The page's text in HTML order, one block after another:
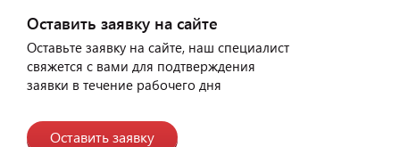
Оставить заявку на сайте
Оставьте заявку на сайте, наш специалист
свяжется с вами для подтверждения
заявки в течение рабочего дня
Оставить заявку